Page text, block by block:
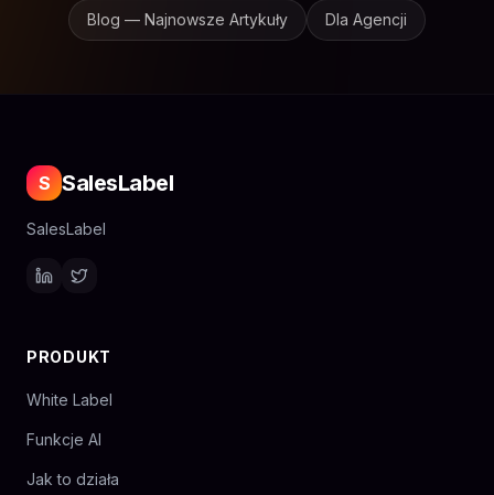
Blog — Najnowsze Artykuły Dla Agencji
S SalesLabel
SalesLabel
PRODUKT
White Label
Funkcje AI
Jak to działa